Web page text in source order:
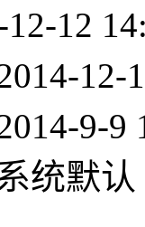
12-12
12-
9-9
统默认